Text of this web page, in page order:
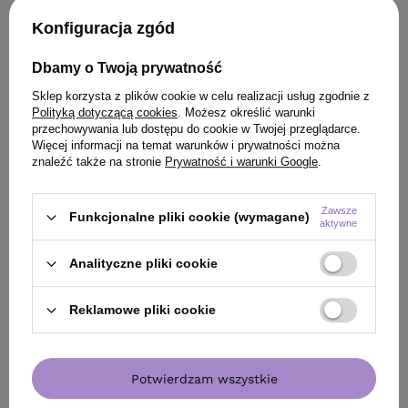
Zestaw Montibello Éclat Farba 3 ciemny brąz 60 ml +
85,50 zł / szt.
Konfiguracja zgód
Dbamy o Twoją prywatność
Sklep korzysta z plików cookie w celu realizacji usług zgodnie z
Polityką dotyczącą cookies. Możesz określić warunki
przechowywania lub dostępu do cookie w Twojej przeglądarce.
Więcej informacji na temat warunków i prywatności można
znaleźć także na stronie Prywatność i warunki Google.
Funkcjonalne pliki cookie (wymagane)
Zawsze
aktywne
Analityczne pliki cookie
Reklamowe pliki cookie
Potwierdzam wszystkie